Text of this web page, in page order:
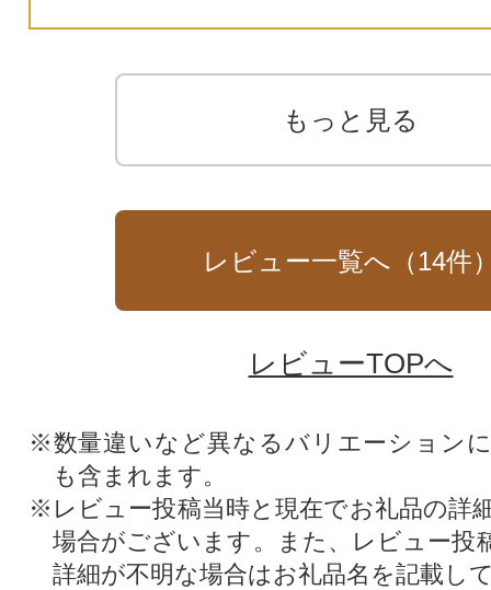
もっと見る
レビュー一覧へ（14件
レビューTOPへ
※数量違いなど異なるバリエーション
も含まれます。
※レビュー投稿当時と現在でお礼品の詳
場合がございます。また、レビュー投
詳細が不明な場合はお礼品名を記載し